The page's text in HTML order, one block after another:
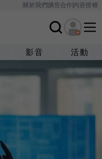
關於我們廣告合作內容授權
影音 活動